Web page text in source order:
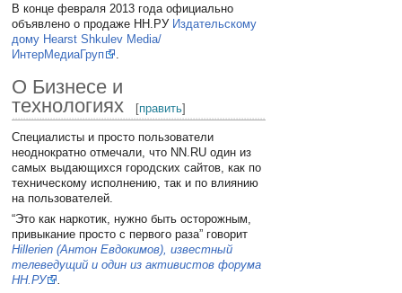
В конце февраля 2013 года официально
объявлено о продаже НН.РУ Издательскому
дому Hearst Shkulev Media/
ИнтерМедиаГруп
О Бизнесе и
технологиях
[править]
Специалисты и просто пользователи
неоднократно отмечали, что NN.RU один из
самых выдающихся городских сайтов, как по
техническому исполнению, так и по влиянию
на пользователей.
“Это как наркотик, нужно быть осторожным,
привыкание просто с первого раза” говорит
Hillerien (Антон Евдокимов), известный
телеведущий и один из активистов форума
НН.РУ
.